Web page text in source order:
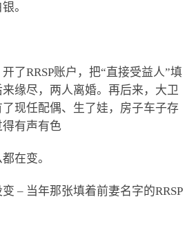
。
了RRSP账户，把“直接受益人”填
缘尽，两人离婚。再后来，大卫
现任配偶、生了娃，房子车子存
有声有色
在变。
– 当年那张填着前妻名字的RRSP